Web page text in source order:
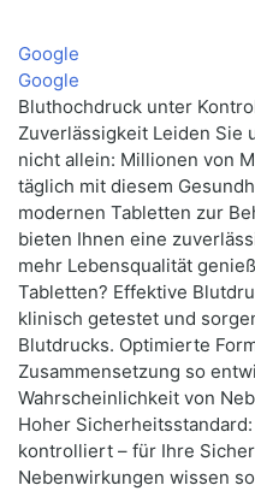
Google
Google
Bluthochdruck unter
Zuverlässigkeit Leiden Sie
nicht allein: Millionen von
täglich mit diesem
modernen Tabletten zur
bieten Ihnen eine
mehr Lebensqualität
Tabletten? Effektive
klinisch getestet und
Blutdrucks. Optimierte
Zusammensetzung so
Wahrscheinlichkeit von
Hoher
kontrolliert – für Ihre
Nebenwirkungen wissen